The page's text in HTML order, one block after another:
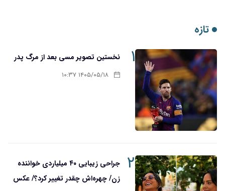
تازه
۱ نخستین تصویر مسی بعد از مرگ پدر
۱۴۰۵/۰۵/۱۸ ۱۰:۳۷
۲
جراحی زیبایی ۴۰ میلیاردی خواننده
زن/ چهره‌اش چقدر تغییر کرد؟/ عکس